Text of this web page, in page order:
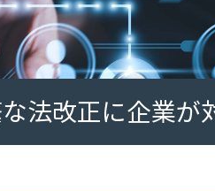
法改正に企業が